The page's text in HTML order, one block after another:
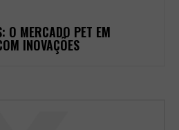
O MERCADO PET EM
INOVAÇÕES